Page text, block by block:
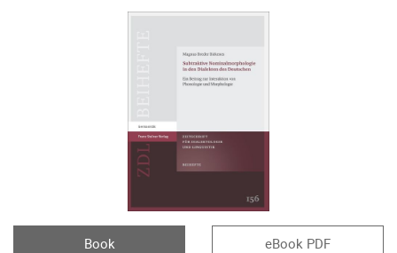
Book eBook PDF